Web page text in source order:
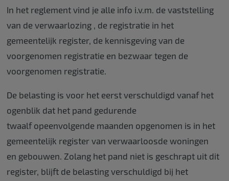
In het reglement vind je alle info i.v.m. de vaststelling
van de verwaarlozing , de registratie in het
gemeentelijk register, de kennisgeving van de
voorgenomen registratie en bezwaar tegen de
voorgenomen registratie.
De belasting is voor het eerst verschuldigd vanaf het
ogenblik dat het pand gedurende
twaalf opeenvolgende maanden opgenomen is in het
gemeentelijk register van verwaarloosde woningen
en gebouwen. Zolang het pand niet is geschrapt uit dit
register, blijft de belasting verschuldigd bij het